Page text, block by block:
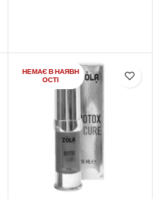
НЕМАЄ В НАЯВН
ОСТІ